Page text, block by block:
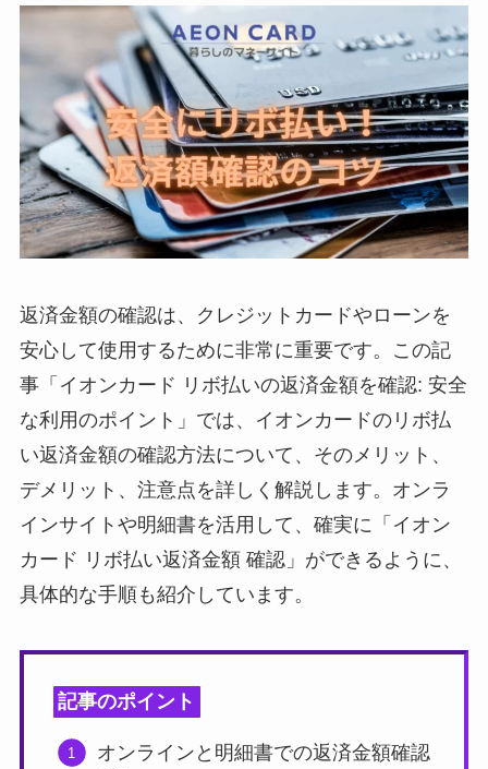
返済金額の確認は、クレジットカードやローンを
安心して使用するために非常に重要です。この記
事「イオンカード リボ払いの返済金額を確認: 安全
な利用のポイント」では、イオンカードのリボ払
い返済金額の確認方法について、そのメリット、
デメリット、注意点を詳しく解説します。オンラ
インサイトや明細書を活用して、確実に「イオン
カード リボ払い返済金額 確認」ができるように、
具体的な手順も紹介しています。
記事のポイント
オンラインと明細書での返済金額確認